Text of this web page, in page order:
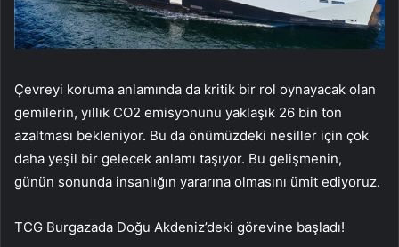
Çevreyi koruma anlamında da kritik bir rol oynayacak olan
gemilerin, yıllık CO2 emisyonunu yaklaşık 26 bin ton
azaltması bekleniyor. Bu da önümüzdeki nesiller için çok
daha yeşil bir gelecek anlamı taşıyor. Bu gelişmenin,
günün sonunda insanlığın yararına olmasını ümit ediyoruz.
TCG Burgazada Doğu Akdeniz’deki görevine başladı!